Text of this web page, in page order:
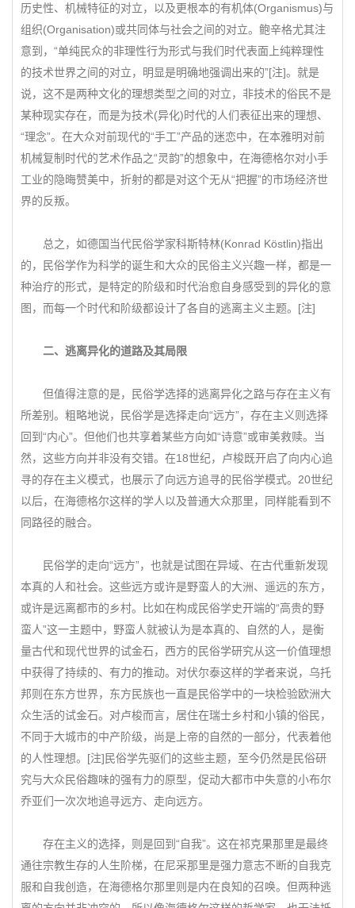
历史性、机械特征的对立，以及更根本的有机体(Organismus)与
组织(Organisation)或共同体与社会之间的对立。鲍辛格尤其注
意到，“单纯民众的非理性行为形式与我们时代表面上纯粹理性
的技术世界之间的对立，明显是明确地强调出来的”[注]。就是
说，这不是两种文化的理想类型之间的对立，非技术的俗民不是
某种现实存在，而是为技术(异化)时代的人们表征出来的理想、
“理念”。在大众对前现代的“手工”产品的迷恋中，在本雅明对前
机械复制时代的艺术作品之“灵韵”的想象中，在海德格尔对小手
工业的隐晦赞美中，折射的都是对这个无从“把握”的市场经济世
界的反叛。
总之，如德国当代民俗学家科斯特林(Konrad Köstlin)指出
的，民俗学作为科学的诞生和大众的民俗主义兴趣一样，都是一
种治疗的形式，是特定的阶级和时代治愈自身感受到的异化的意
图，而每一个时代和阶级都设计了各自的逃离主义主题。[注]
二、逃离异化的道路及其局限
但值得注意的是，民俗学选择的逃离异化之路与存在主义有
所差别。粗略地说，民俗学是选择走向“远方”，存在主义则选择
回到“内心”。但他们也共享着某些方向如“诗意”或审美救赎。当
然，这些方向并非没有交错。在18世纪，卢梭既开启了向内心追
寻的存在主义模式，也展示了向远方追寻的民俗学模式。20世纪
以后，在海德格尔这样的学人以及普通大众那里，同样能看到不
同路径的融合。
民俗学的走向“远方”，也就是试图在异域、在古代重新发现
本真的人和社会。这些远方或许是野蛮人的大洲、遥远的东方，
或许是远离都市的乡村。比如在构成民俗学史开端的“高贵的野
蛮人”这一主题中，野蛮人就被认为是本真的、自然的人，是衡
量古代和现代世界的试金石，西方的民俗学研究从这一价值理想
中获得了持续的、有力的推动。对伏尔泰这样的学者来说，乌托
邦则在东方世界，东方民族也一直是民俗学中的一块检验欧洲大
众生活的试金石。对卢梭而言，居住在瑞士乡村和小镇的俗民，
不同于大城市的中产阶级，尚是上帝的自然的一部分，代表着他
的人性理想。[注]民俗学先驱们的这些主题，至今仍然是民俗研
究与大众民俗趣味的强有力的原型，促动大都市中失意的小布尔
乔亚们一次次地追寻远方、走向远方。
存在主义的选择，则是回到“自我”。这在祁克果那里是最终
通往宗教生存的人生阶梯，在尼采那里是强力意志不断的自我克
服和自我创造，在海德格尔那里则是内在良知的召唤。但两种逃